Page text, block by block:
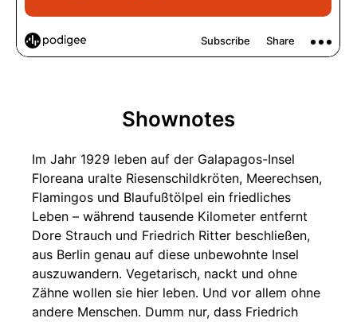
Shownotes
Im Jahr 1929 leben auf der Galapagos-Insel
Floreana uralte Riesenschildkröten, Meerechsen,
Flamingos und Blaufußtölpel ein friedliches
Leben – während tausende Kilometer entfernt
Dore Strauch und Friedrich Ritter beschließen,
aus Berlin genau auf diese unbewohnte Insel
auszuwandern. Vegetarisch, nackt und ohne
Zähne wollen sie hier leben. Und vor allem ohne
andere Menschen. Dumm nur, dass Friedrich